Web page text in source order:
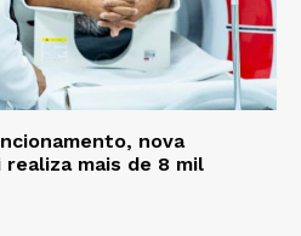
nova
realiza mais de 8 mil